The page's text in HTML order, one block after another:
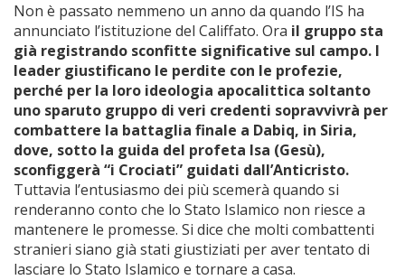
Non è passato nemmeno un anno da quando l’IS ha
annunciato l’istituzione del Califfato. Ora il gruppo sta
già registrando sconfitte significative sul campo. I
leader giustificano le perdite con le profezie,
perché per la loro ideologia apocalittica soltanto
uno sparuto gruppo di veri credenti sopravvivrà per
combattere la battaglia finale a Dabiq, in Siria,
dove, sotto la guida del profeta Isa (Gesù),
sconfiggerà “i Crociati” guidati dall’Anticristo.
Tuttavia l’entusiasmo dei più scemerà quando si
renderanno conto che lo Stato Islamico non riesce a
mantenere le promesse. Si dice che molti combattenti
stranieri siano già stati giustiziati per aver tentato di
lasciare lo Stato Islamico e tornare a casa.